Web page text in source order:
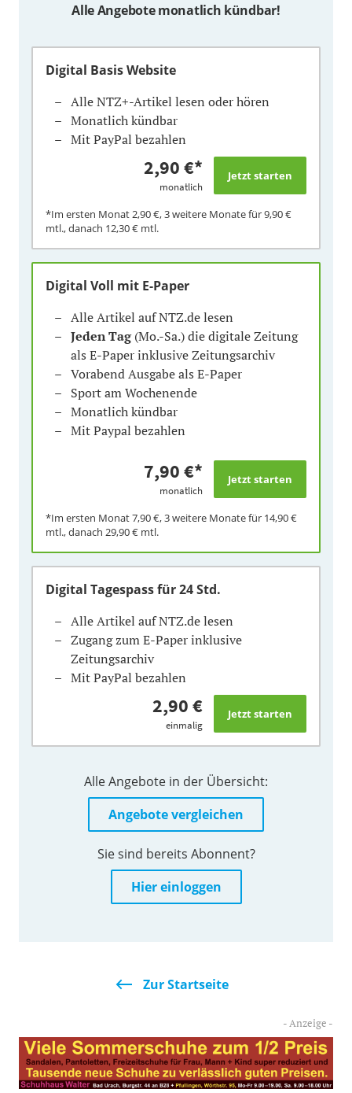
Alle Angebote monatlich kündbar!
Digital Basis Website
Alle NTZ+-Artikel lesen oder hören
Monatlich kündbar
Mit PayPal bezahlen
2,90 €*
monatlich
*Im ersten Monat2,90 €, 3 weitere Monate für9,90 €
mtl., danach 12,30 € mtl.
Digital Voll mit E-Paper
Alle Artikel auf NTZ.de lesen
Jeden Tag(Mo.-Sa.) die digitale Zeitung
als E-Paper inklusive Zeitungsarchiv
Vorabend Ausgabe als E-Paper
Sport am Wochenende
Monatlich kündbar
Mit Paypal bezahlen
7,90 €*
monatlich
*Im ersten Monat7,90 €, 3 weitere Monate für 14,90 €
mtl., danach 29,90 € mtl.
Digital Tagespassfür 24 Std.
Alle Artikel auf NTZ.de lesen
Zugang zum E-Paper inklusive
Zeitungsarchiv
Mit PayPal bezahlen
2,90 €
einmalig
Alle Angebote in der Übersicht:
Angebote vergleichen
Sie sind bereits Abonnent?
Hier einloggen
Zur Startseite